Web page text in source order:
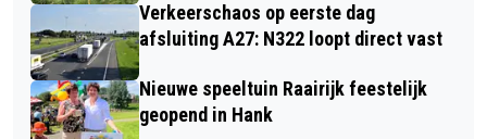
Verkeerschaos op eerste dag
afsluiting A27: N322 loopt direct vast
Nieuwe speeltuin Raairijk feestelijk
geopend in Hank